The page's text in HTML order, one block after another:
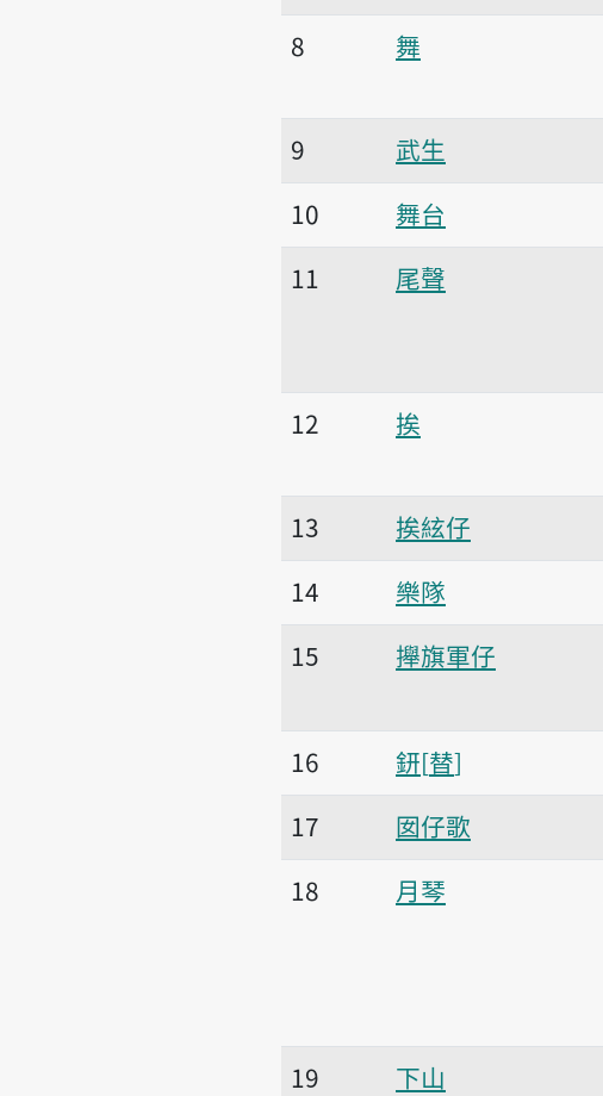
8
舞
9
武生
10
舞台
11
尾聲
12
挨
13
挨絃仔
14
樂隊
15
攑旗軍仔
16
鈃 替
17
囡仔歌
18
月琴
19
下山